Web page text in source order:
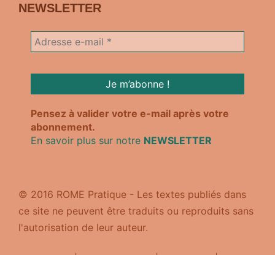
NEWSLETTER
Pensez à valider votre e-mail après votre
abonnement.
En savoir plus sur notre NEWSLETTER
© 2016 ROME Pratique - Les textes publiés dans
ce site ne peuvent être traduits ou reproduits sans
l'autorisation de leur auteur.